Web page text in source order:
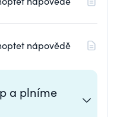
- kde ji najdu? V Shoptet nápovědě
a plníme